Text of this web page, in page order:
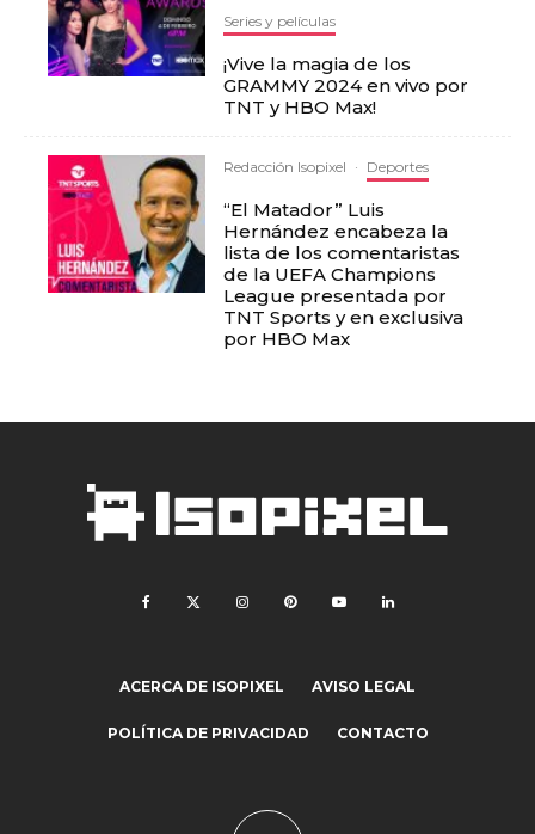
Series y películas
¡Vive la magia de los
GRAMMY 2024 en vivo por
TNT y HBO Max!
Redacción Isopixel · Deportes
“El Matador” Luis
Hernández encabeza la
lista de los comentaristas
de la UEFA Champions
League presentada por
TNT Sports y en exclusiva
por HBO Max
ACERCA DE ISOPIXEL AVISO LEGAL
POLÍTICA DE PRIVACIDAD CONTACTO